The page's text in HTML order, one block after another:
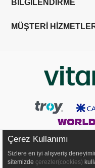
BİLGİLENDİRME
MÜŞTERİ
Çerez Kullanımı
Sizlere en iyi alışveriş
sitemizde çerezler(cookies)